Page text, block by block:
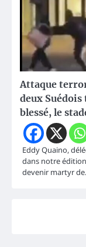
Attaque
deux
blessé, le
Eddy Quaino,
dans notre
devenir martyr